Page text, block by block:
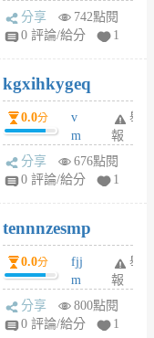
wi
w
6
個
月
前
分享
742點閱
0 評論/給分
1
kgxihkygeq
0.0分
v
m
sg
sr
6
個
月
前
舉
報
分享
676點閱
0 評論/給分
1
tennnzesmp
0.0分
fjj
m
w
rs
舉
報
分享
800點閱
0 評論/給分
1